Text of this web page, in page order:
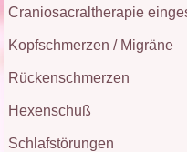
Craniosacraltherapie
Kopfschmerzen / Migräne
Rückenschmerzen
Hexenschuß
Schlafstörungen